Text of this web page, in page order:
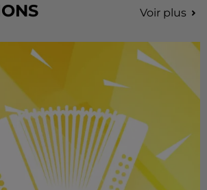
Voir plus